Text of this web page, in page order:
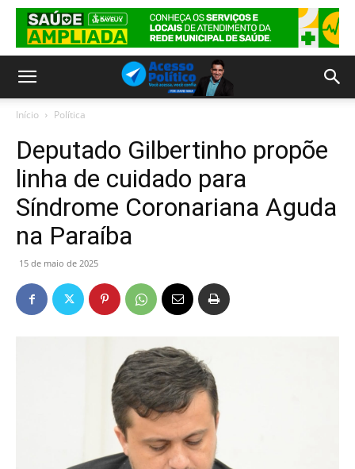
Início Política
Deputado Gilbertinho propõe
linha de cuidado para
Síndrome Coronariana Aguda
na Paraíba
15 de maio de 2025